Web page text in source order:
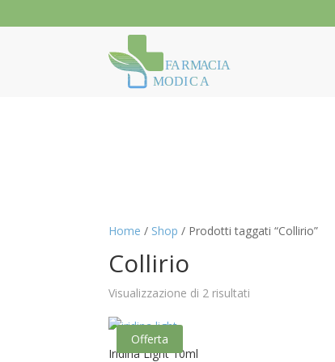
FARMACIA
MODICA
Home / Shop / Prodotti taggati “Collirio”
Collirio
Visualizzazione di 2 risultati
Offerta
Iridina Light 10ml